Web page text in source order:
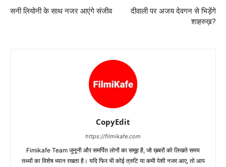
सनी लियोनी के साथ नजर आएंगे संजीव
दीवाली पर अजय देवगन से भिड़ेंगे
शाहरुख़?
CopyEdit
https://filmikafe.com
Fimikafe Team जुनूनी और समर्पित लोगों का समूह है, जो ख़बरों को लिखते समय
तथ्‍यों का विशेष ध्‍यान रखता है। यदि फिर भी कोई त्रुटि या कमी पेशी नजर आए, तो आप